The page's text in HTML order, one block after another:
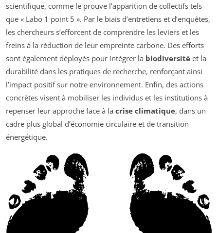
scientifique, comme le prouve l’apparition de collectifs tels
que « Labo 1 point 5 ». Par le biais d’entretiens et d’enquêtes,
les chercheurs s’efforcent de comprendre les leviers et les
freins à la réduction de leur empreinte carbone. Des efforts
sont également déployés pour intégrer la biodiversité et la
durabilité dans les pratiques de recherche, renforçant ainsi
l’impact positif sur notre environnement. Enfin, des actions
concrètes visent à mobiliser les individus et les institutions à
repenser leur approche face à la crise climatique, dans un
cadre plus global d’économie circulaire et de transition
énergétique.